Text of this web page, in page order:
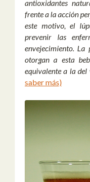
antioxidantes
frente a la acción
este motivo, el
prevenir las
envejecimiento. La
otorgan a esta
equivalente a la del
saber más)